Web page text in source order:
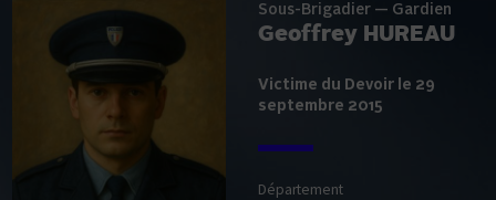
Sous-Brigadier — Gardien
Geoffrey HUREAU
Victime du Devoir le 29
septembre 2015
Département